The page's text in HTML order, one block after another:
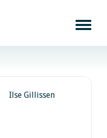
Ilse Gillissen